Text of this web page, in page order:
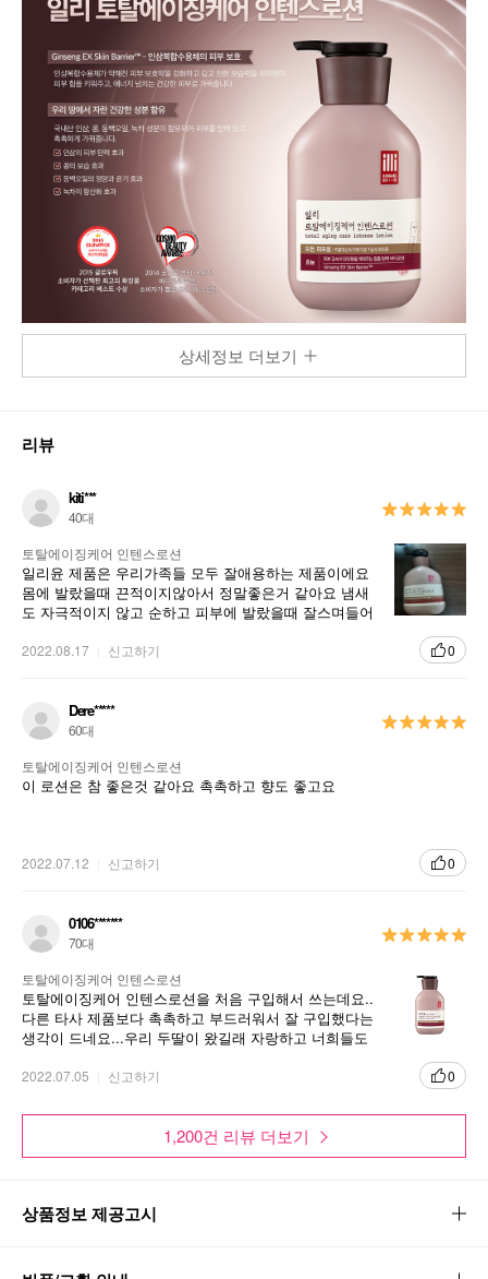
상세정보 더보기
리뷰
kiti***
40대
토탈에이징케어 인텐스로션
일리윤 제품은 우리가족들 모두 잘애용하는 제품이에요
몸에 발랐을때 끈적이지않아서 정말좋은거 같아요 냄새
도 자극적이지 않고 순하고 피부에 발랐을때 잘스며들어
2022.08.17 신고하기 0
Dere*****
60대
토탈에이징케어 인텐스로션
이 로션은 참 좋은것 같아요 촉촉하고 향도 좋고요
2022.07.12 신고하기 0
0106*******
70대
토탈에이징케어 인텐스로션
토탈에이징케어 인텐스로션을 처음 구입해서 쓰는데요..
다른 타사 제품보다 촉촉하고 부드러워서 잘 구입했다는
생각이 드네요...우리 두딸이 왔길래 자랑하고 너희들도
가서 자랑 해야겠어요~~사서써 보라구요...
2022.07.05 신고하기 0
1,200건 리뷰 더보기
상품정보 제공고시